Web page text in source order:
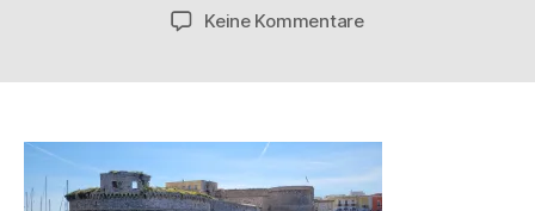
Keine Kommentarezu